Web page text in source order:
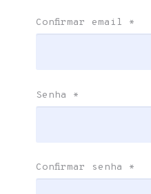
Confirmar email *
Senha *
Confirmar senha *